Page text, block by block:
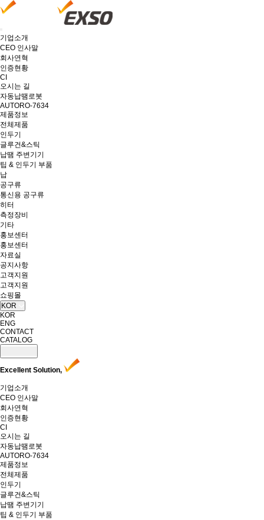
기업소개
CEO 인사말
회사연혁
인증현황
CI
오시는 길
자동납땜로봇
AUTORO-7634
제품정보
전체제품
인두기
글루건&스틱
납땜 주변기기
팁 & 인두기 부품
납
공구류
통신용 공구류
히터
측정장비
기타
홍보센터
홍보센터
자료실
공지사항
고객지원
고객지원
쇼핑몰
KOR
KOR
ENG
CONTACT
CATALOG
Excellent Solution,
기업소개
CEO 인사말
회사연혁
인증현황
CI
오시는 길
자동납땜로봇
AUTORO-7634
제품정보
전체제품
인두기
글루건&스틱
납땜 주변기기
팁 & 인두기 부품